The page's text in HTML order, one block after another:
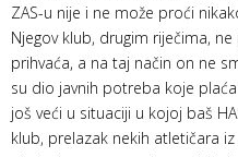
ZAS-u nije i ne može proći
Njegov klub, drugim riječima,
prihvaća, a na taj način on ne
su dio javnih potreba koje
još veći u situaciji u kojoj baš
klub, prelazak nekih atletičara